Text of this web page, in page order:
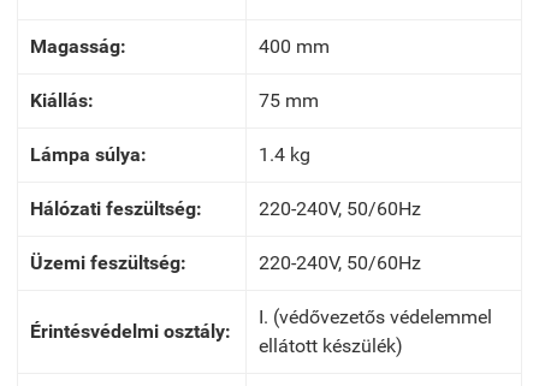
Magasság: 400 mm
Kiállás: 75 mm
Lámpa súlya: 1.4 kg
Hálózati feszültség: 220-240V, 50/60Hz
Üzemi feszültség: 220-240V, 50/60Hz
Érintésvédelmi osztály:
I. (védővezetős védelemmel
ellátott készülék)